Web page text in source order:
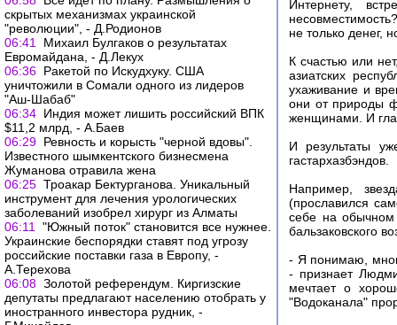
скрытых механизмах украинской
"революции", - Д.Родионов
06:41
Михаил Булгаков о результатах
Евромайдана, - Д.Лекух
06:36 Ракетой по Искудхуку. США
уничтожили в Сомали одного из лидеров
"Аш-Шабаб"
06:34 Индия может лишить российский ВПК
$11,2 млрд, - А.Баев
06:29 Ревность и корысть "черной вдовы".
Известного шымкентского бизнесмена
Жуманова отравила жена
06:25 Троакар Бектурганова. Уникальный
инструмент для лечения урологических
заболеваний изобрел хирург из Алматы
06:11
"Южный поток" становится все нужнее.
Украинские беспорядки ставят под угрозу
российские поставки газа в Европу, -
А.Терехова
06:08 Золотой референдум. Киргизские
депутаты предлагают населению отобрать у
иностранного инвестора рудник, -
Интернету,
не только денег,
К счастью или
азиатских
ухаживание и
они от природы
женщинами. И
И результаты
гастархазбэндов.
Например,
(прославился
себе на обычном
бальзаковского
- Я понимаю,
- признает
мечтает о
"Водоканала"